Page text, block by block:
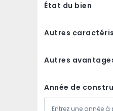
État du bien
Autres
Autres
Année de